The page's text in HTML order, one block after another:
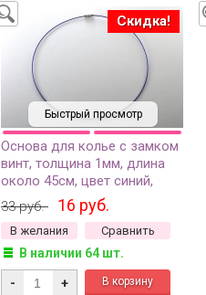
Быстрый просмотр
Скидка!
Основа для колье с замком
винт, толщина 1мм, длина
около 45см, цвет синий,
латунь/сталь, 34-048, 1шт
33 руб. 16 руб.
В желания Сравнить
В наличии 64 шт.
- +